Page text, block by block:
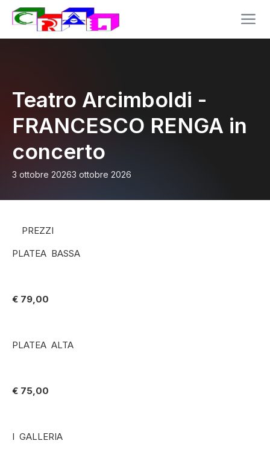
Teatro Arcimboldi -
FRANCESCO RENGA in
concerto
3 ottobre 20263 ottobre 2026
PREZZI
PLATEA BASSA
€ 79,00
PLATEA ALTA
€ 75,00
I GALLERIA